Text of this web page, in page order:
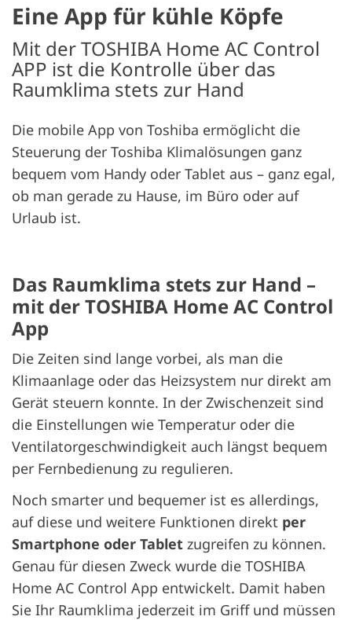
Eine App für kühle Köpfe
Mit der TOSHIBA Home AC Control
APP ist die Kontrolle über das
Raumklima stets zur Hand
Die mobile App von Toshiba ermöglicht die
Steuerung der Toshiba Klimalösungen ganz
bequem vom Handy oder Tablet aus – ganz egal,
ob man gerade zu Hause, im Büro oder auf
Urlaub ist.
Das Raumklima stets zur Hand –
mit der TOSHIBA Home AC Control
App
Die Zeiten sind lange vorbei, als man die
Klimaanlage oder das Heizsystem nur direkt am
Gerät steuern konnte. In der Zwischenzeit sind
die Einstellungen wie Temperatur oder die
Ventilatorgeschwindigkeit auch längst bequem
per Fernbedienung zu regulieren.
Noch smarter und bequemer ist es allerdings,
auf diese und weitere Funktionen direkt per
Smartphone oder Tablet zugreifen zu können.
Genau für diesen Zweck wurde die TOSHIBA
Home AC Control App entwickelt. Damit haben
Sie Ihr Raumklima jederzeit im Griff und müssen